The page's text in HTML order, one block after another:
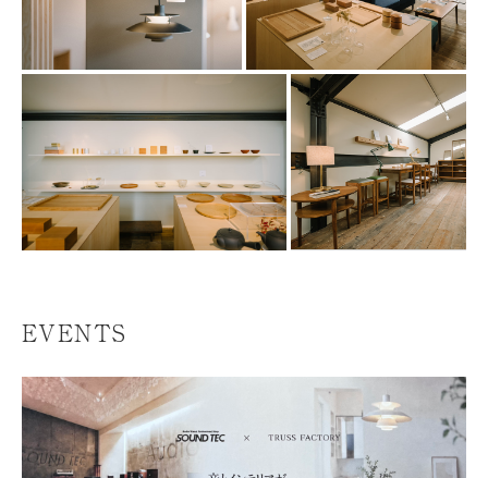
EVENTS